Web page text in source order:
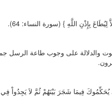
بِإِذْنِ اللَّهِ } (سورة النساء: 64).
والدلالة على وجوب طاعة الرسل
فِيمَا شَجَرَ بَيْنَهُمْ ثُمَّ لاَ يَجِدُواْ